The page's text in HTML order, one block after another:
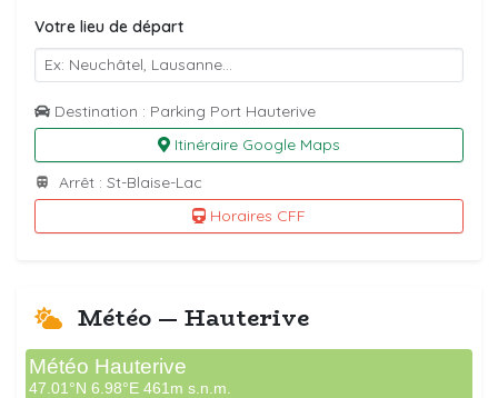
Votre lieu de départ
Destination : Parking Port Hauterive
Itinéraire Google Maps
Arrêt : St-Blaise-Lac
Horaires CFF
Météo — Hauterive